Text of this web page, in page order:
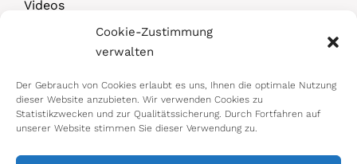
Cookie-Zustimmung
verwalten
Der Gebrauch von Cookies erlaubt es uns, Ihnen die optimale Nutzung
dieser Website anzubieten. Wir verwenden Cookies zu
Statistikzwecken und zur Qualitätssicherung. Durch Fortfahren auf
unserer Website stimmen Sie dieser Verwendung zu.
Videos